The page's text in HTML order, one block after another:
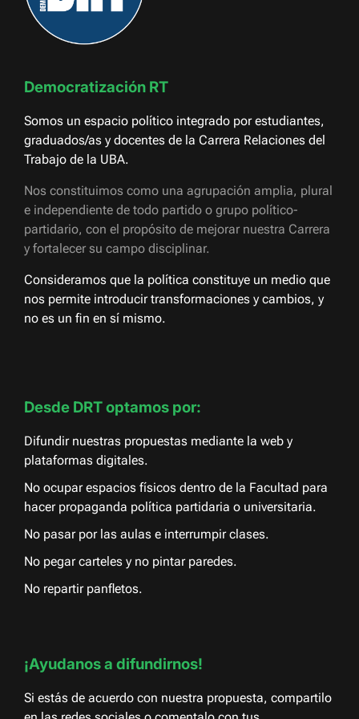
Democratización RT
Somos un espacio político integrado por estudiantes,
graduados/as y docentes de la Carrera Relaciones del
Trabajo de la UBA.
Nos constituimos como una agrupación amplia, plural
e independiente de todo partido o grupo político-
partidario, con el propósito de mejorar nuestra Carrera
y fortalecer su campo disciplinar.
Consideramos que la política constituye un medio que
nos permite introducir transformaciones y cambios, y
no es un fin en sí mismo.
Desde DRT optamos por:
Difundir nuestras propuestas mediante la web y
plataformas digitales.
No ocupar espacios físicos dentro de la Facultad para
hacer propaganda política partidaria o universitaria.
No pasar por las aulas e interrumpir clases.
No pegar carteles y no pintar paredes.
No repartir panfletos.
¡Ayudanos a difundirnos!
Si estás de acuerdo con nuestra propuesta, compartilo